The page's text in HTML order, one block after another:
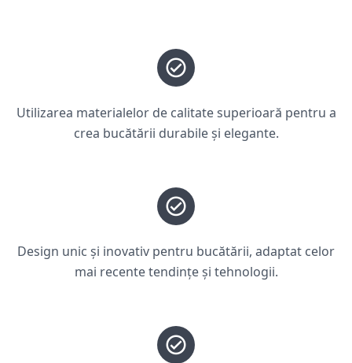
Utilizarea materialelor de calitate superioară pentru a
crea bucătării durabile și elegante.
Design unic și inovativ pentru bucătării, adaptat celor
mai recente tendințe și tehnologii.